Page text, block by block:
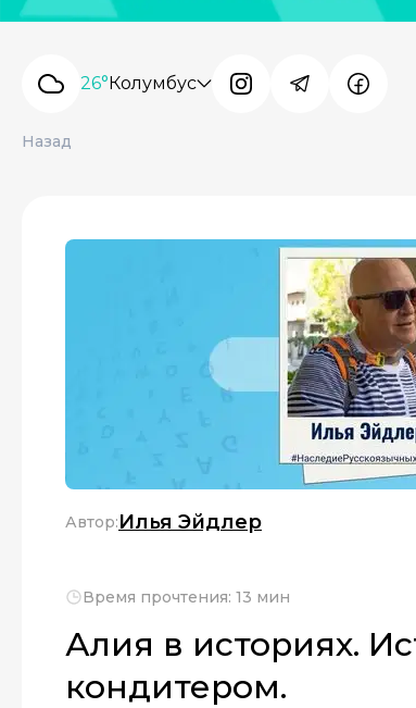
26°Колумбус
Назад
Автор:Илья Эйдлер
Время прочтения: 13 мин
Алия в историях.
кондитером.